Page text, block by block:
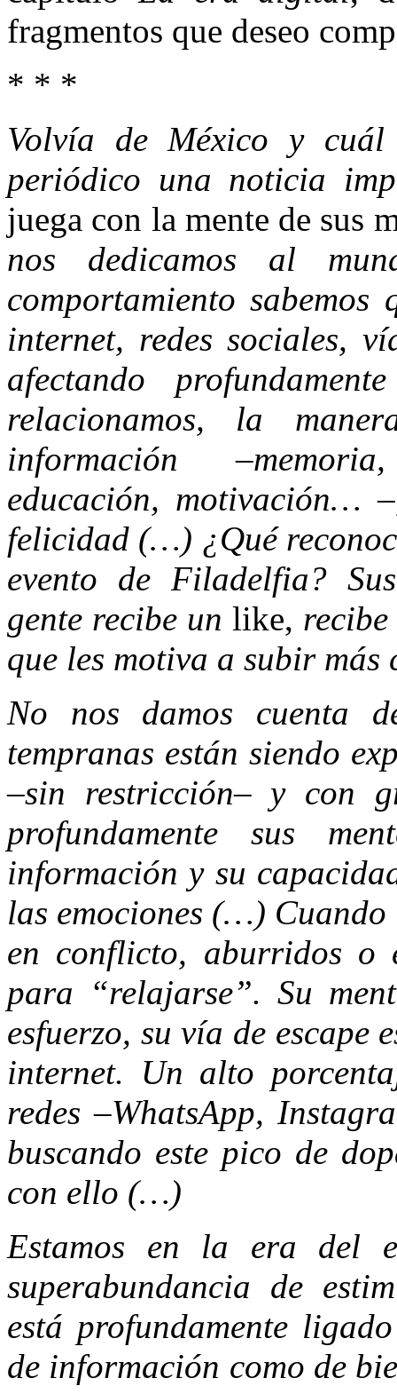
fragmentos que deseo
* * *
Volvía de México y
periódico una noticia
juega con la mente de
nos dedicamos al
comportamiento
internet, redes sociales,
afectando
relacionamos, la
información
educación,
felicidad (…) ¿Qué
evento de Filadelfia?
gente recibe unlike,
que les motiva a subir
No nos damos cuenta
tempranas están siendo
–sin restricción– y con
profundamente sus
información y su
las emociones (…) Cuando
en conflicto, aburridos o
para “relajarse”. Su
esfuerzo, su vía de escape
internet. Un alto
redes –WhatsApp,
buscando este pico de
con ello (…)
Estamos en la era del
superabundancia de
está profundamente
de información como de